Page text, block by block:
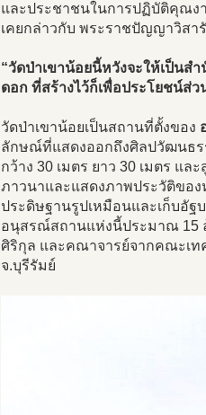
และประชาชนในการปฏิบัติคุณง
เคยกล่าวกับ พระราชปัญญาวิสา
“วัดป่าเขาน้อยนี้หวังจะให้เป็นส
ดอก ที่สร้างไว้ก็เพื่อประโยชน์ส่
วัดป่าเขาน้อยเป็นสถานที่ตั้งของ
ลักษณ์ที่แสดงออกถึงศิลปวัฒนธร
กว้าง 30 เมตร ยาว 30 เมตร แ
ภาวนาและแสดงภาพประวัติของ
ประดิษฐานรูปเหมือนและเก็บอั
อนุสรณ์สถานแห่งนี้ประมาณ 15
ศิริกุล และคณาจารย์จากคณะเ
จ.บุรีรัมย์